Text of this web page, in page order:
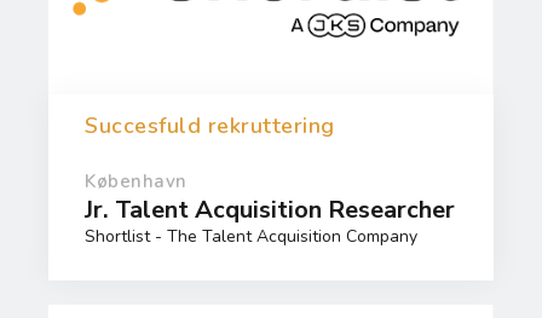
Succesfuld rekruttering
Jr. Talent Acquisition Researcher
Shortlist - The Talent Acquisition Company
København